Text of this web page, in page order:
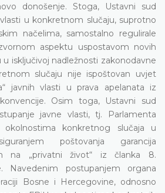
donošenje. Stoga, Ustavni sud
u konkretnom slučaju, suprotno
načelima, samostalno regulirale
aspektu uspostavom novih
u isključivoj nadležnosti zakonodavne
slučaju nije ispoštovan uvjet
javnih vlasti u prava apelanata iz
Osim toga, Ustavni sud
javne vlasti, tj. Parlamenta
konkretnog slučaja u
poštovanja garancija
na „privatni život“ iz članka 8.
Navedenim postupanjem organa
Bosne i Hercegovine, odnosno